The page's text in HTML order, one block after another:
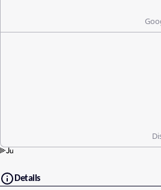
Details